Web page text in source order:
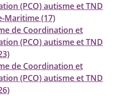
(PCO) autisme et TND
Maritime (17)
de Coordination et
(PCO) autisme et TND
de Coordination et
(PCO) autisme et TND